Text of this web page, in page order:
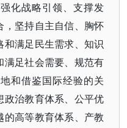
化战略引领、支撑发
，坚持自主自信、胸怀
满足民生需求、知识
足社会需要、规范有
和借鉴国际经验的关
政治教育体系、公平优
的高等教育体系、产教